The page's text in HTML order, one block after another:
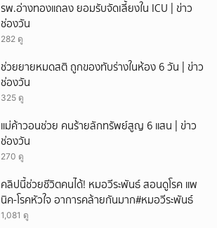
รพ.อ่างทองแถลง ยอมรับจัดเลี้ยงใน ICU | ข่าว
ช่องวัน
282 ดู
ช่วยยายหมดสติ ถูกของทับร่างในห้อง 6 วัน | ข่าว
ช่องวัน
325 ดู
แม่ค้าวอนช่วย คนร้ายลักทรัพย์สูญ 6 แสน | ข่าว
ช่องวัน
270 ดู
คลิปนี้ช่วยชีวิตคนได้! หมอวีระพันธ์ สอนดูโรค แพ
นิค-โรคหัวใจ อาการคล้ายกันมาก#หมอวีระพันธ์
1,081 ดู